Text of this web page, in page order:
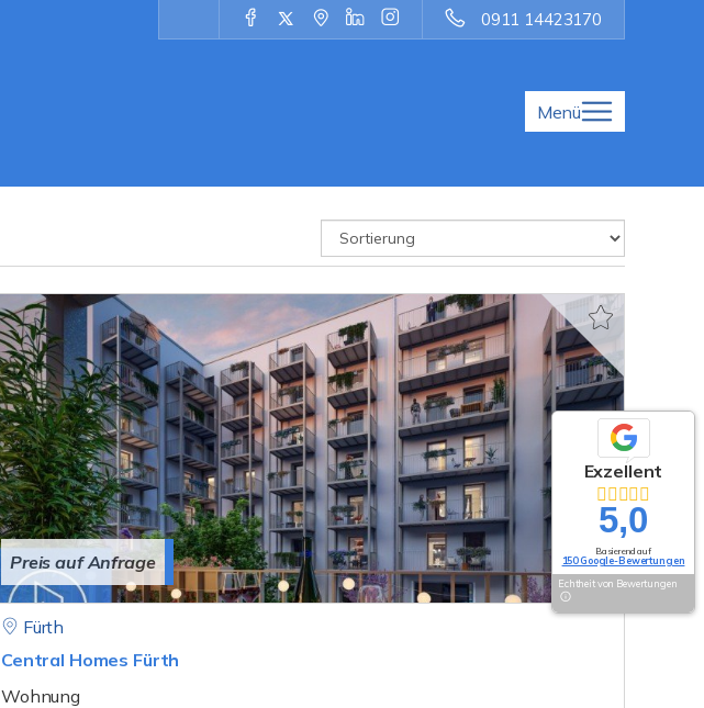
0911 14423170
Menü
Preis auf Anfrage
Fürth
Central Homes Fürth
Wohnung
Exzellent
5,0
Basierend auf
150 Google-Bewertungen
Echtheit von Bewertungen